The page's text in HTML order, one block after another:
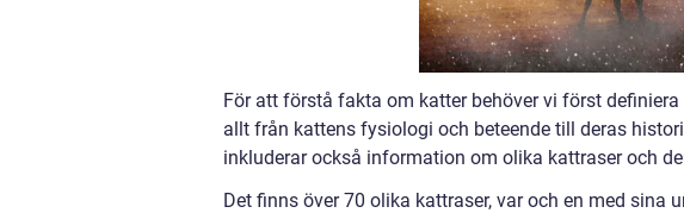
För att förstå fakta om katter behöver vi först
allt från kattens fysiologi och beteende till deras
inkluderar också information om olika kattraser och
Det finns över 70 olika kattraser, var och en med sina